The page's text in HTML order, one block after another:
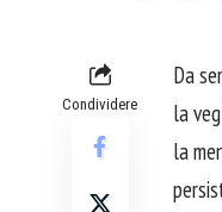
Condividere
Da
la
la